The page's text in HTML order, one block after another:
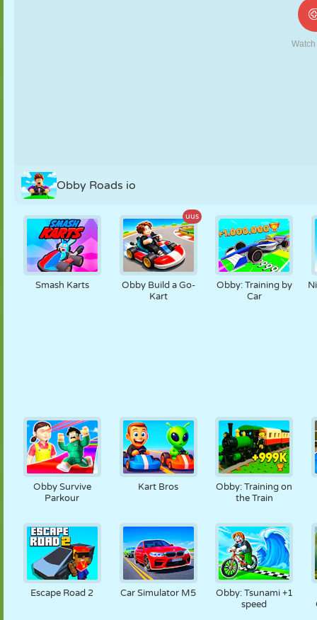
TRULL
Obby Roads io
Smash Karts
uus
Obby Build a Go-
Kart
Obby: Training by
Car
Obby Survive
Parkour
Kart Bros
Obby: Training on
the Train
Escape Road 2 Car Simulator M5
Obby: Tsunami +1
speed